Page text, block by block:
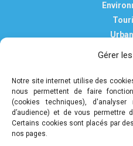
Gérer
Notre site internet utilise des
nous permettent de faire
(cookies techniques),
d’audience) et de vous permettre
Certains cookies sont placés par
nos pages.
Vie
Politique de confidentialité